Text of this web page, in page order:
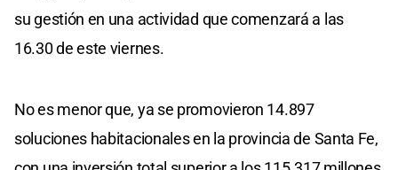
su gestión en una actividad que comenzará a las
16.30 de este viernes.
No es menor que, ya se promovieron 14.897
soluciones habitacionales en la provincia de Santa Fe,